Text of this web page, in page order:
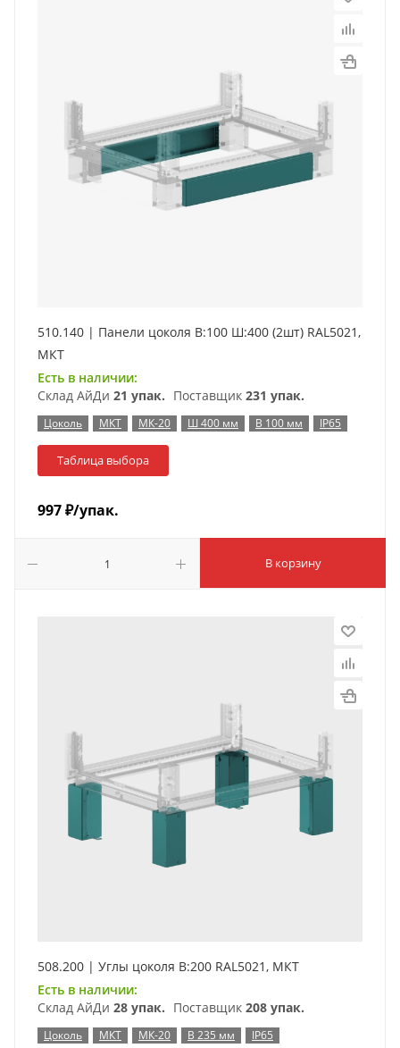
510.140 | Панели цоколя В:100 Ш:400 (2шт) RAL5021,
МКТ
Есть в наличии:
Склад АйДи 21 упак. Поставщик 231 упак.
Цоколь МКТ МК-20 Ш 400 мм В 100 мм IP65
Таблица выбора
997₽/упак.
В корзину
508.200 | Углы цоколя В:200 RAL5021, МКТ
Есть в наличии:
Склад АйДи 28 упак. Поставщик 208 упак.
Цоколь МКТ МК-20 В 235 мм IP65